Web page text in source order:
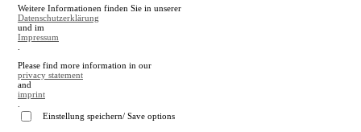
A
A
Weitere Informationen finden Sie in unserer
Datenschutzerklärung
und im
Impressum
Please find more information in our
privacy statement
and
imprint
Einstellung speichern/ Save options